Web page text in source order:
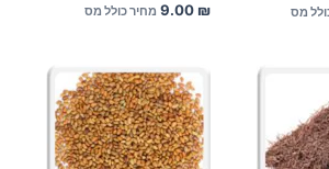
מס 9.00 ₪ מחיר כולל מס